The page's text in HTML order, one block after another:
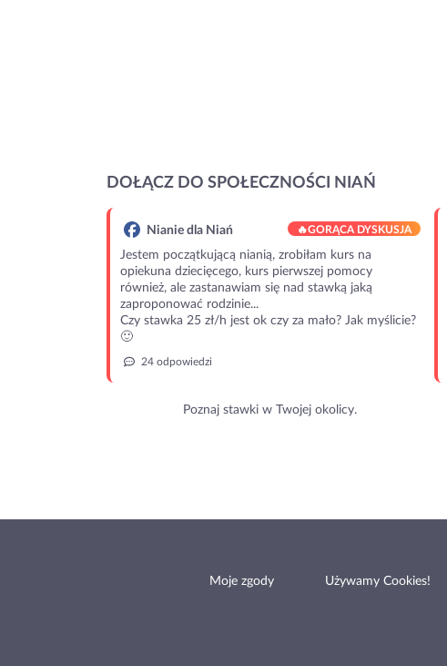
DOŁĄCZ DO SPOŁECZNOŚCI NIAŃ
Nianie dla Niań 🔥GORĄCA DYSKUSJA
Jestem początkującą nianią, zrobiłam kurs na
opiekuna dziecięcego, kurs pierwszej pomocy
również, ale zastanawiam się nad stawką jaką
zaproponować rodzinie...
Czy stawka 25 zł/h jest ok czy za mało? Jak myślicie?
🙂
24 odpowiedzi
Poznaj stawki w Twojej okolicy.
Moje zgody Używamy Cookies!